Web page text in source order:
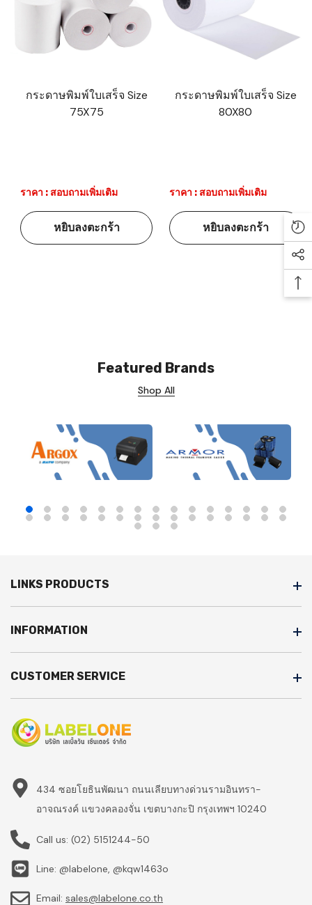
กระดาษพิมพ์ใบเสร็จ Size
75X75
ราคา : สอบถามเพิ่มเติม
หยิบลงตะกร้า
กระดาษพิมพ์ใบเสร็จ Size
80X80
ราคา : สอบถามเพิ่มเติม
หยิบลงตะกร้า
Featured Brands
Shop All
LINKS PRODUCTS
INFORMATION
CUSTOMER SERVICE
434 ซอยโยธินพัฒนา ถนนเลียบทางด่วนรามอินทรา-
อาจณรงค์ แขวงคลองจั่น เขตบางกะปิ กรุงเทพฯ 10240
Call us: (02) 5151244-50
Line: @labelone, @kqw1463o
Email: sales@labelone.co.th